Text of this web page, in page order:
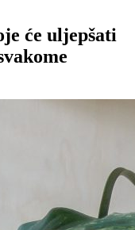
će uljepšati